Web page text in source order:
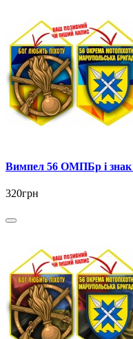
Вимпел 56 ОМПБр і знак
320грн